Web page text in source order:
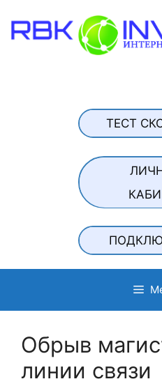
содержимому
ТЕСТ
Обрыв
линии связи